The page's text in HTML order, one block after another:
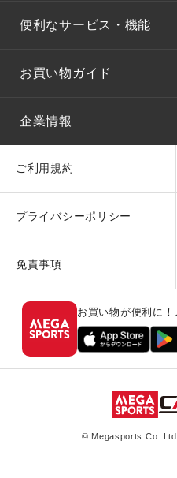
便利なサービス・機能
お買い物ガイド
企業情報
ご利用規約
プライバシーポリシー
免責事項
お買い物が便利に
© Megasports Co.